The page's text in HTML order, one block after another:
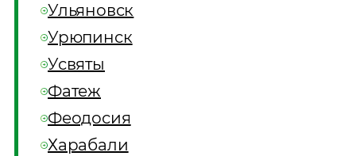
Ульяновск
Урюпинск
Усвяты
Фатеж
Феодосия
Харабали